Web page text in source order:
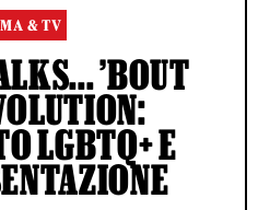
& TV
’BOUT
LGBTQ+ E